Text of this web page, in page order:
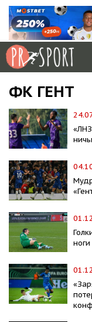
ФК ГЕНТ